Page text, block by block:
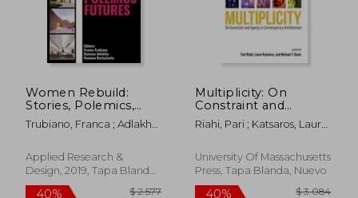
Women Rebuild:
Stories, Polemics,
Futures (en Inglés)
Trubiano, Franca ; Adlakha,
Applied Research &
Design, 2019, Tapa Blanda,
Nuevo
Multiplicity: On
Constraint and
Agency in
Contemporary
Inglés)
Riahi, Pari ; Katsaros, Laure
University Of Massachusetts
Press, Tapa Blanda, Nuevo